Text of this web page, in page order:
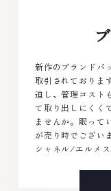
新作のブランドバ
取引されておりま
迫し、管理コスト
て取り出しにくく
ませんか。眠って
が売り時でござい
シャネル/エルメ